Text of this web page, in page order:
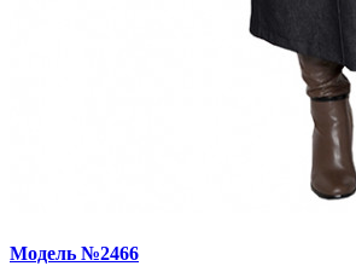
Модель №2466